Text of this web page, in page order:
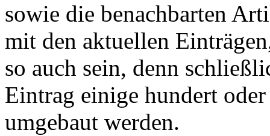
sowie die benachbarten
mit den aktuellen
so auch sein, denn
Eintrag einige hundert
umgebaut werden.